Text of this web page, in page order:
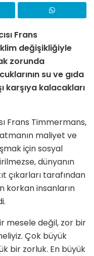
Frans
değişikliğiyle
zorunda
su ve gıda
karşıya kalacakları
Frans Timmermans,
maliyet ve
için sosyal
dünyanın
çıkarları tarafından
korkan insanların
mesele değil, zor bir
Çok büyük
bir zorluk. En büyük